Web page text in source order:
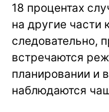
18 процентах
на другие части
следовательно,
встречаются
планировании и
наблюдаются